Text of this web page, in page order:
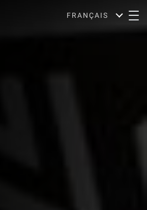
FRANÇAIS